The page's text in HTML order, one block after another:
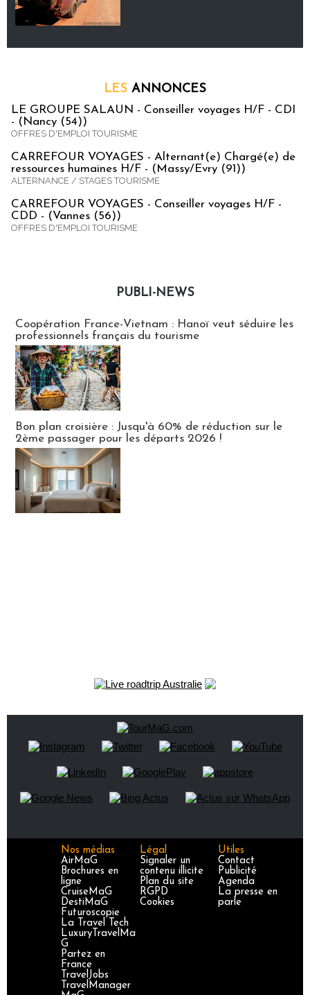
LES ANNONCES
LE GROUPE SALAUN - Conseiller voyages H/F - CDI
- (Nancy (54))
OFFRES D'EMPLOI TOURISME
CARREFOUR VOYAGES - Alternant(e) Chargé(e) de
ressources humaines H/F - (Massy/Evry (91))
ALTERNANCE / STAGES TOURISME
CARREFOUR VOYAGES - Conseiller voyages H/F -
CDD - (Vannes (56))
OFFRES D'EMPLOI TOURISME
PUBLI-NEWS
Coopération France-Vietnam : Hanoï veut séduire les
professionnels français du tourisme
Bon plan croisière : Jusqu'à 60% de réduction sur le
2ème passager pour les départs 2026 !
Nos médias
AirMaG
Brochures en
ligne
CruiseMaG
DestiMaG
Futuroscopie
La Travel Tech
LuxuryTravelMa
G
Partez en
France
TravelJobs
TravelManager
Légal
Signaler un
contenu illicite
Plan du site
RGPD
Cookies
Utiles
Contact
Publicité
Agenda
La presse en
parle